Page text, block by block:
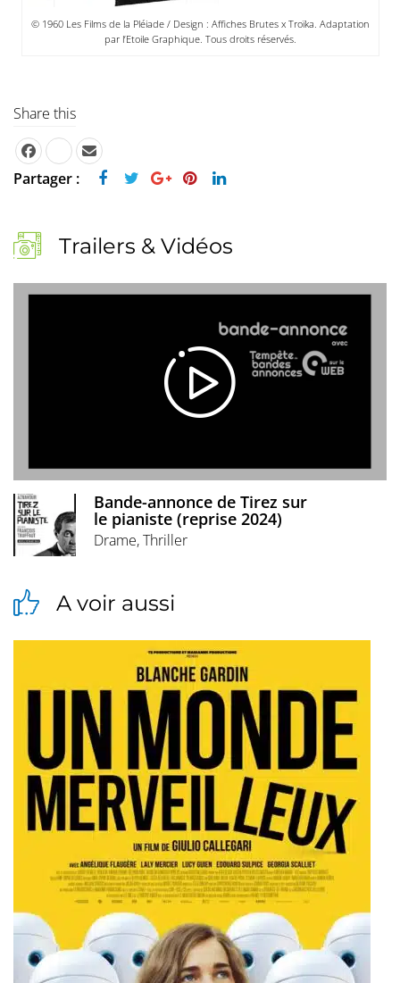
© 1960 Les Films de la Pléiade / Design : Affiches Brutes x Troïka. Adaptation
par l’Etoile Graphique. Tous droits réservés.
Share this
Partager :
Trailers & Vidéos
Bande-annonce de Tirez sur
le pianiste (reprise 2024)
Drame, Thriller
A voir aussi